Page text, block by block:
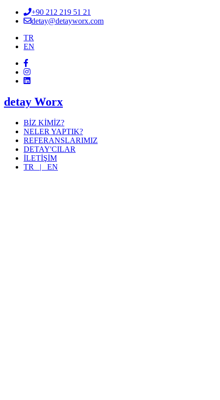
+90 212 219 51 21
detay@detayworx.com
TR
EN
detay Worx
BİZ KİMİZ?
NELER YAPTIK?
REFERANSLARIMIZ
DETAY'CILAR
İLETİŞİM
TR | EN